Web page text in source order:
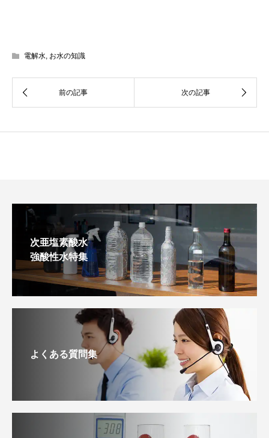
電解水 お水の知識
次亜塩素酸水
強酸性水特集
よくある質問集